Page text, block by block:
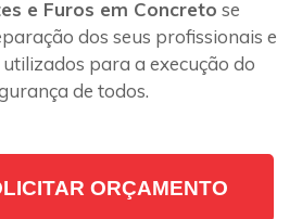
e Furos em Concreto se
dos seus profissionais e
para a execução do
de todos.
ORÇAMENTO